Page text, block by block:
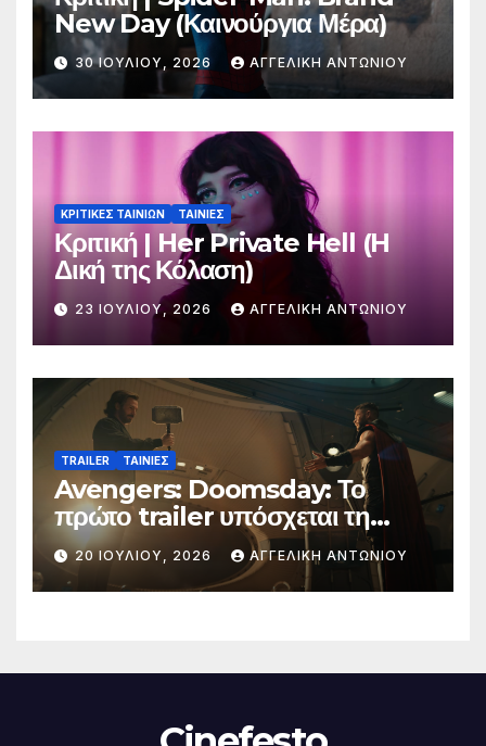
New Day (Καινούργια Μέρα)
30 ΙΟΥΛΊΟΥ, 2026 ΑΓΓΕΛΙΚΉ ΑΝΤΩΝΊΟΥ
ΚΡΙΤΙΚΕΣ ΤΑΙΝΙΩΝ ΤΑΙΝΙΕΣ
Κριτική | Her Private Hell (H
Δική της Κόλαση)
23 ΙΟΥΛΊΟΥ, 2026 ΑΓΓΕΛΙΚΉ ΑΝΤΩΝΊΟΥ
TRAILER ΤΑΙΝΙΕΣ
Avengers: Doomsday: Το
πρώτο trailer υπόσχεται τη
μεγαλύτερη μάχη στην ιστορία
της Marvel
20 ΙΟΥΛΊΟΥ, 2026 ΑΓΓΕΛΙΚΉ ΑΝΤΩΝΊΟΥ